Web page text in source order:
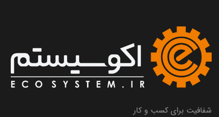
شفافیت برای کسب و کار